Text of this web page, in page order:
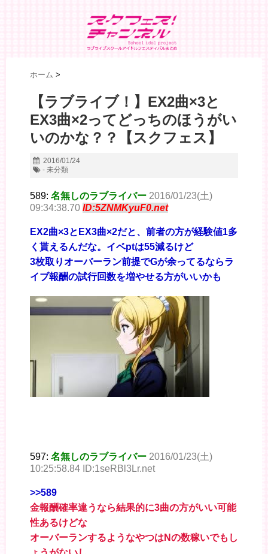
ホーム >
【ラブライブ！】EX2曲×3と
EX3曲×2ってどっちのほうがい
いのかな？？【スクフェス】
2016/01/24
- 未分類
589: 名無しのラブライバー 2016/01/23(土)
09:34:38.70 ID:5ZNMKyuF0.net
EX2曲×3とEX3曲×2だと、前者の方が経験値1多
く貰えるんだな。イベptは55減るけど
3枚取りオーバーラン前提でGが余ってるならラ
イブ報酬の試行回数を増やせる方がいいかも
597: 名無しのラブライバー 2016/01/23(土)
10:25:58.84 ID:1seRBl3Lr.net
>>589
金報酬確率違うなら結果的に3曲の方がいい可能
性あるけどな
オーバーランするようなやつはNの数稼いでもし